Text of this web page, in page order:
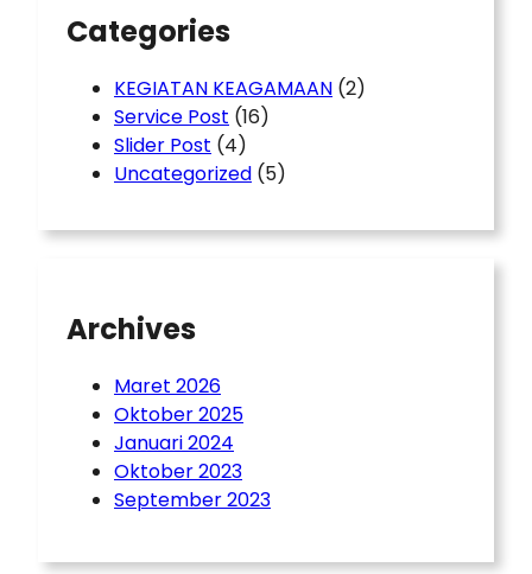
Categories
KEGIATAN KEAGAMAAN (2)
Service Post (16)
Slider Post (4)
Uncategorized (5)
Archives
Maret 2026
Oktober 2025
Januari 2024
Oktober 2023
September 2023